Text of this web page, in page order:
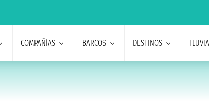
COMPAÑÍAS BARCOS DESTINOS